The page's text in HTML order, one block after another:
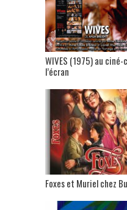
WIVES (1975) au
l’écran
Foxes et Muriel chez